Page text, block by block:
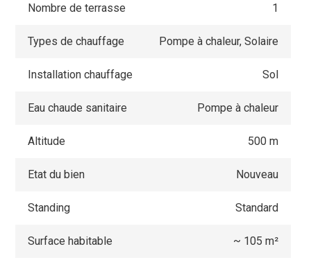
Nombre de terrasse 1
Types de chauffage Pompe à chaleur, Solaire
Installation chauffage Sol
Eau chaude sanitaire Pompe à chaleur
Altitude 500 m
Etat du bien Nouveau
Standing Standard
Surface habitable ~ 105 m²